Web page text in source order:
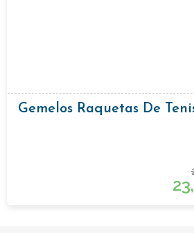
Gemelos Raquetas De
23,